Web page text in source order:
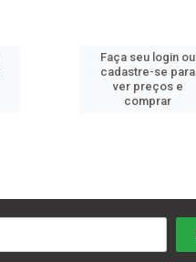
Faça seu login ou
cadastre-se para
ver preços e
comprar